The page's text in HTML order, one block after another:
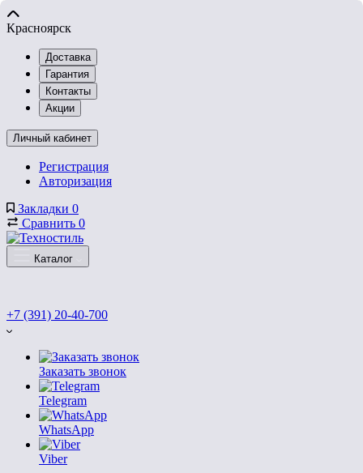
Красноярск
Доставка
Гарантия
Контакты
Акции
Личный кабинет
Регистрация
Авторизация
Закладки 0
Сравнить 0
Каталог
+7 (391) 20-40-700
Заказать звонок
Telegram
WhatsApp
Viber